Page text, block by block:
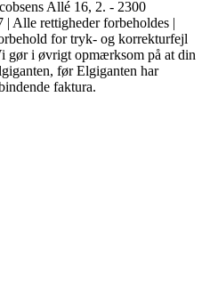
Allé 16, 2. - 2300
Alle rettigheder forbeholdes |
for tryk- og korrekturfejl
gør i øvrigt opmærksom på at din
før Elgiganten har
faktura.